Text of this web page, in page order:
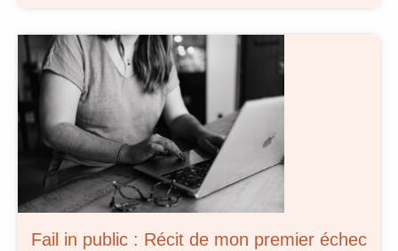
Fail in public : Récit de mon premier échec